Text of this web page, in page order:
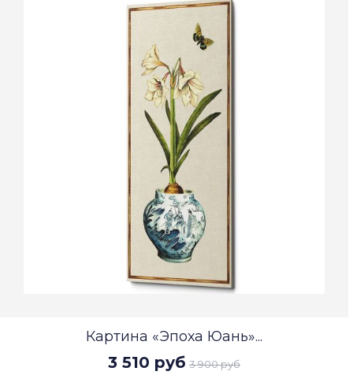
Картина «Эпоха Юань»...
3 510 руб 3 900 руб